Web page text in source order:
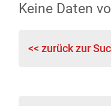
Keine Daten
<< zurück zur